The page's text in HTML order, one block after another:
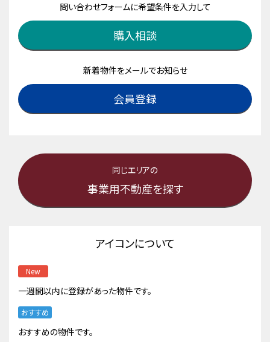
問い合わせフォームに希望条件を入力して
購入相談
新着物件をメールでお知らせ
会員登録
同じエリアの
事業用不動産を探す
アイコンについて
New
一週間以内に登録があった物件です。
おすすめ
おすすめの物件です。